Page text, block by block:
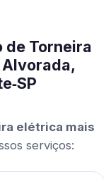
de Torneira
Alvorada,
elétrica mais
serviços: